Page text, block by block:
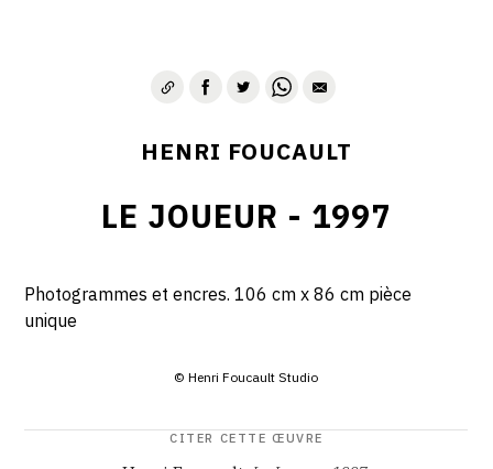
HENRI FOUCAULT
LE JOUEUR - 1997
Photogrammes et encres. 106 cm x 86 cm pièce
unique
© Henri Foucault Studio
CITER CETTE ŒUVRE